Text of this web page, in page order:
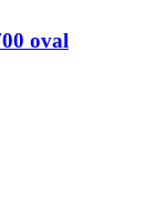
oval